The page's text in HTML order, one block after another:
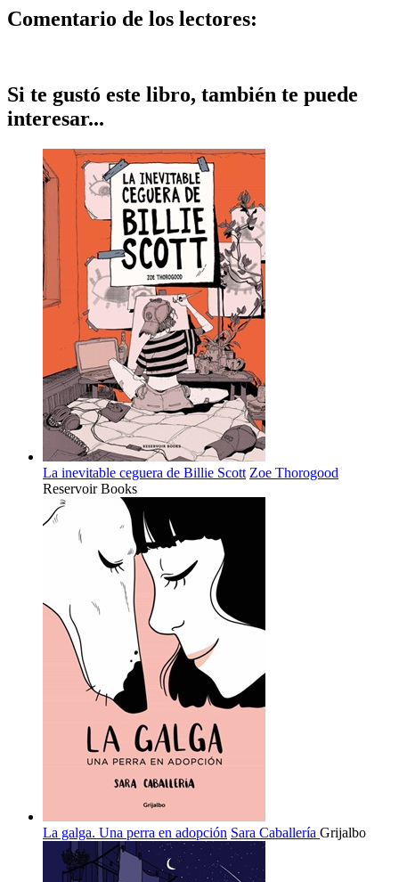
Comentario de los lectores:
Si te gustó este libro, también te puede
interesar...
La inevitable ceguera de Billie Scott Zoe Thorogood
Reservoir Books
La galga. Una perra en adopción Sara Caballería Grijalbo